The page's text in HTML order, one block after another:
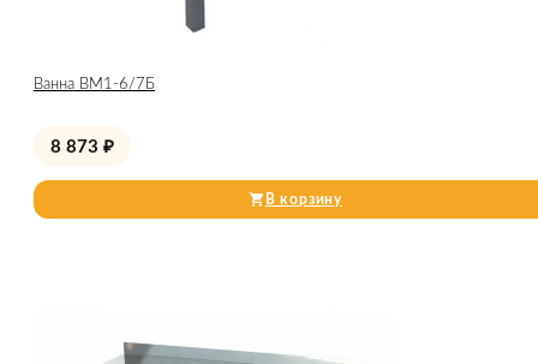
Ванна ВМ1-6/7Б
8 873 ₽
В корзину